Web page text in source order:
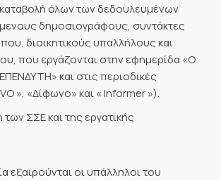
όλων των δεδουλευμένων
δημοσιογράφους, συντάκτες
διοικητικούς υπαλλήλους και
που εργάζονται στην εφημερίδα «Ο
και στις περιοδικές
», «Δίφωνο» και « Informer »).
ΣΣΕ και της εργατικής
εξαιρούνται οι υπάλληλοι του